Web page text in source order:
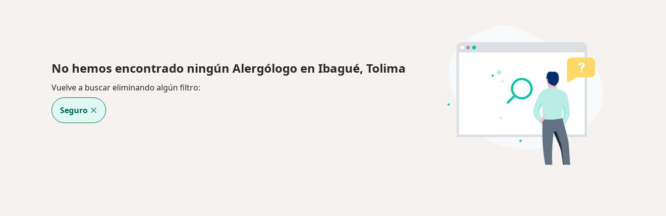
No hemos encontrado ningún Alergólogo en Ibagué, Tolima
Vuelve a buscar eliminando algún filtro:
Seguro